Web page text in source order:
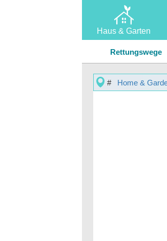
Haus & Garten
Garten
Rettungswege
# Home &